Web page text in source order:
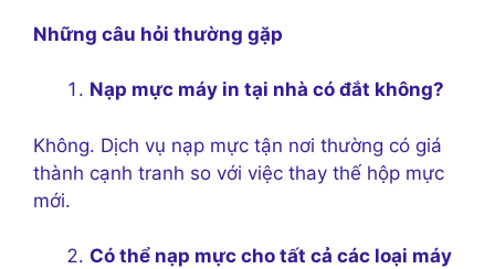
Những câu hỏi thường gặp
Nạp mực máy in tại nhà có đắt không?
Không. Dịch vụ nạp mực tận nơi thường có giá
thành cạnh tranh so với việc thay thế hộp mực
mới.
Có thể nạp mực cho tất cả các loại máy